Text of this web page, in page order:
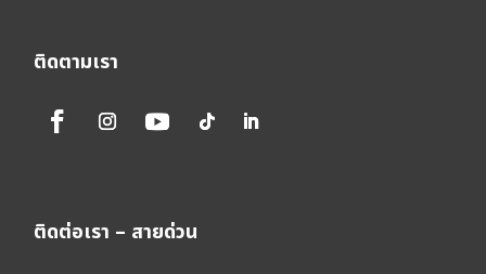
ติดตามเรา
ติดต่อเรา – สายด่วน